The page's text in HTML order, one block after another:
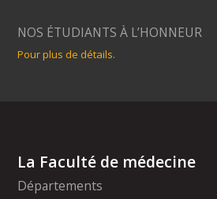
NOS ÉTUDIANTS À L’HONNEUR
Pour plus de détails.
La Faculté de médecine
Départements